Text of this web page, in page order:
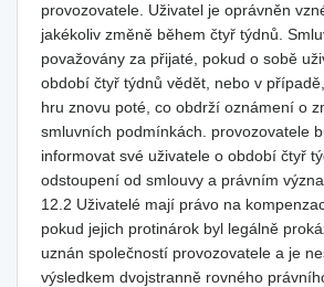
provozovatele. Uživatel je oprávněn
jakékoliv změně během čtyř týdnů.
považovány za přijaté, pokud o sobě
období čtyř týdnů vědět, nebo v
hru znovu poté, co obdrží oznámení o
smluvních podmínkách. provozovatele
informovat své uživatele o období čtyř
odstoupení od smlouvy a právním
12.2 Uživatelé mají právo na
pokud jejich protinárok byl legálně
uznán společností provozovatele a je
výsledkem dvojstranně rovného